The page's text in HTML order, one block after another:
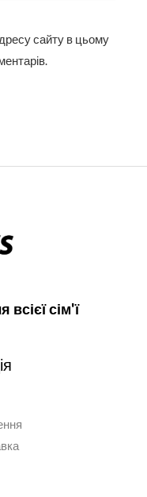
сайту в цьому
сім'ї